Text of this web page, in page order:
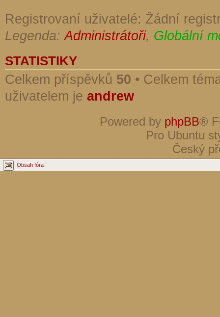
Registrovaní uživatelé: Žádní
Legenda:Administrátoři, Globální
STATISTIKY
Celkem příspěvků 50 • Celkem
uživatelem je andrew
Powered by phpBB®
Pro Ubuntu
Český
Obsah fóra